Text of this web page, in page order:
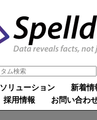
ソリューション 新着情
採用情報
お問い合わ